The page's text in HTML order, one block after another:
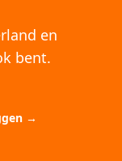
en
bent.
→